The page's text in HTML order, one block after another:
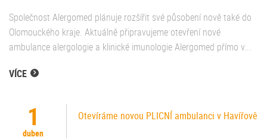
Společnost Alergomed plánuje rozšířit své působení nově také do
Olomouckého kraje. Aktuálně připravujeme otevření nové
ambulance alergologie a klinické imunologie Alergomed přímo v...
VÍCE
1
duben
Otevíráme novou PLICNÍ ambulanci v Havířově